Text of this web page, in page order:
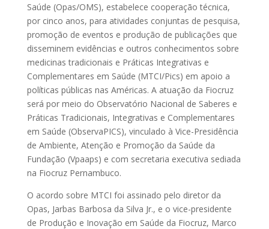
Saúde (Opas/OMS), estabelece cooperação técnica,
por cinco anos, para atividades conjuntas de pesquisa,
promoção de eventos e produção de publicações que
disseminem evidências e outros conhecimentos sobre
medicinas tradicionais e Práticas Integrativas e
Complementares em Saúde (MTCI/Pics) em apoio a
políticas públicas nas Américas. A atuação da Fiocruz
será por meio do Observatório Nacional de Saberes e
Práticas Tradicionais, Integrativas e Complementares
em Saúde (ObservaPICS), vinculado à Vice-Presidência
de Ambiente, Atenção e Promoção da Saúde da
Fundação (Vpaaps) e com secretaria executiva sediada
na Fiocruz Pernambuco.
O acordo sobre MTCI foi assinado pelo diretor da
Opas, Jarbas Barbosa da Silva Jr., e o vice-presidente
de Produção e Inovação em Saúde da Fiocruz, Marco